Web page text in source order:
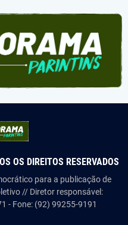
OS DIREITOS RESERVADOS
para a publicação de
// Diretor responsável:
- Fone: (92) 99255-9191